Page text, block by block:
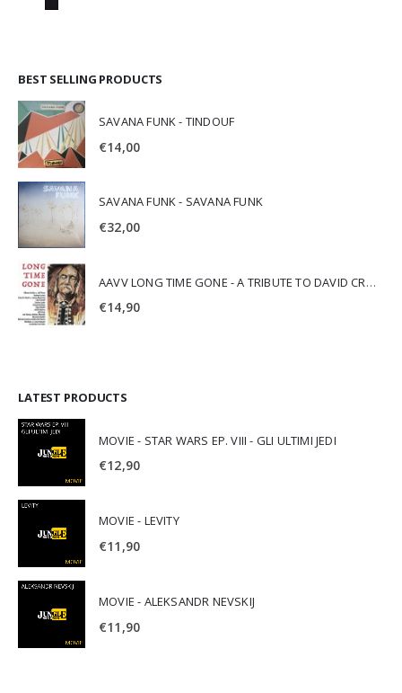
BEST SELLING PRODUCTS
SAVANA FUNK - TINDOUF
€14,00
SAVANA FUNK - SAVANA FUNK
€32,00
AAVV LONG TIME GONE - A TRIBUTE TO DAVID CROSBY
€14,90
LATEST PRODUCTS
MOVIE - STAR WARS EP. VIII - GLI ULTIMI JEDI
€12,90
MOVIE - LEVITY
€11,90
MOVIE - ALEKSANDR NEVSKIJ
€11,90